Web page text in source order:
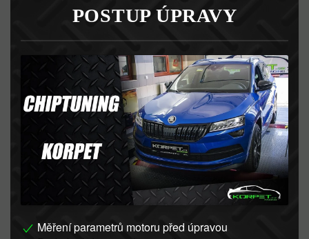
POSTUP ÚPRAVY
Měření parametrů motoru před úpravou